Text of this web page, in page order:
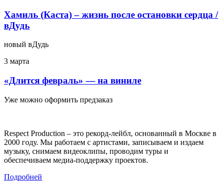
Хамиль (Каста) – жизнь после остановки сердца /
вДудь
новый вДудь
3 марта
«Длится февраль» — на виниле
Уже можно оформить предзаказ
Respect Production – это рекорд-лейбл, основанный в Москве в
2000 году. Мы работаем с артистами, записываем и издаем
музыку, снимаем видеоклипы, проводим туры и
обеспечиваем медиа-поддержку проектов.
Подробней